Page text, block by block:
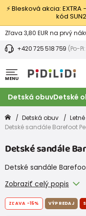
⚡ Blesková akcia:
kód
Výmena a vrátenie tovaru
Zľava 3,80 EUR na prvý
+420 725 518 759 (Po-
MENU
Detská obuvDetské
Detská obuv
Detské sandále Barefoot
Detské sandále
Detské sandále
Zobraziť celý popis
ZĽAVA -15% VÝPREDAJ